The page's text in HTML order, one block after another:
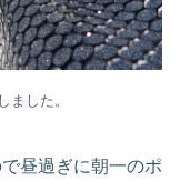
ました。
昼過ぎに朝一のポ